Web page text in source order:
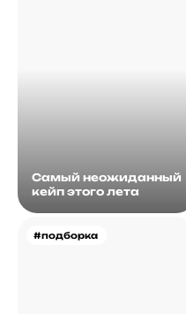
Самый неожиданный
кейп этого лета
#подборка